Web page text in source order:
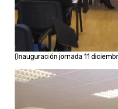
(Inauguración jornada 11